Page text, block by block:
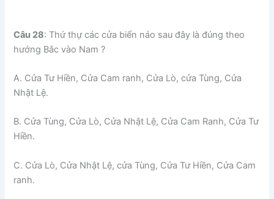
Câu 28: Thứ thự các cửa biển náo sau đây là đúng theo
hướng Bắc vào Nam ?
A. Cửa Tư Hiền, Cửa Cam ranh, Cửa Lò, cửa Tùng, Cửa
Nhật Lệ.
B. Cửa Tùng, Cửa Lò, Cửa Nhật Lệ, Cửa Cam Ranh, Cửa Tư
Hiền.
C. Cửa Lò, Cửa Nhật Lệ, cửa Tùng, Cửa Tư Hiền, Cửa Cam
ranh.